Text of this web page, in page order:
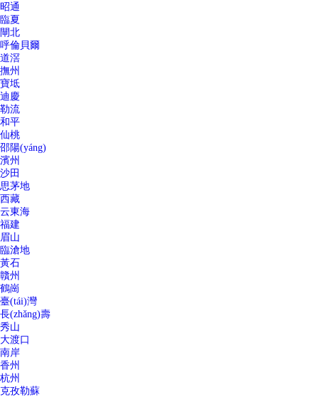
昭通
臨夏
閘北
呼倫貝爾
道滘
撫州
寶坻
迪慶
勒流
和平
仙桃
邵陽(yáng)
濱州
沙田
思茅地
西藏
云東海
福建
眉山
臨滄地
黃石
贛州
鶴崗
臺(tái)灣
長(zhǎng)壽
秀山
大渡口
南岸
香州
杭州
克孜勒蘇